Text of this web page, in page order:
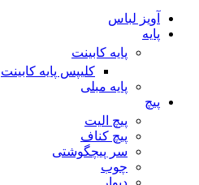
آویز لباس
پایه
پایه کابینت
کلیپس پایه کابینت
پایه مبلی
پیچ
پیچ الیت
پیچ کناف
سر پیچگوشتی
چوب
دیوار